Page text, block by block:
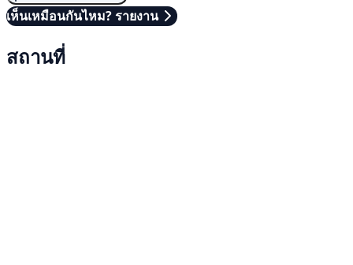
เห็นเหมือนกันไหม? รายงาน
สถานที่